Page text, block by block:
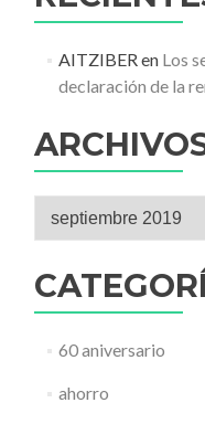
AITZIBERen Los
declaración de la
Archivos
60 aniversario
ahorro